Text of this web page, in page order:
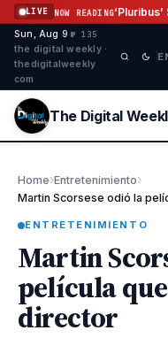
Saltar al contenido
LIVE NOW READING
Sun, Aug 9 ·№ 135
the digital weekly ·
thedigitalweekly
com
The Digital
Home›Entretenimiento›
ENTRETENIMIENTO
Martin
película
director